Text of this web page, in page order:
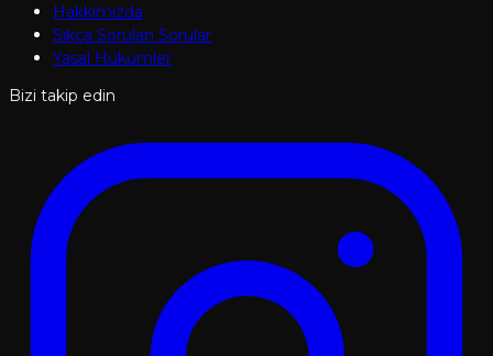
Hakkımızda
Sıkça Sorulan Sorular
Yasal Hükümler
Bizi takip edin